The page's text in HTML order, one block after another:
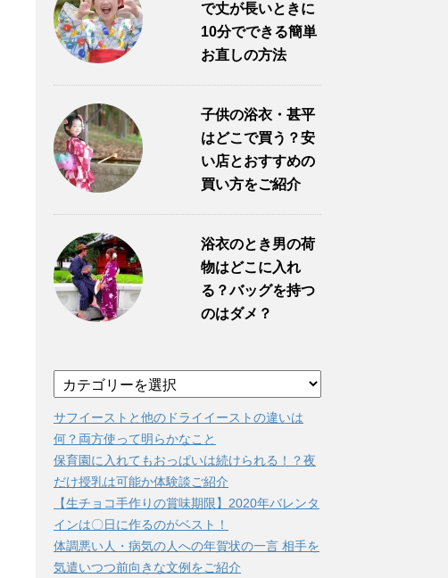
で丈が長いときに
10分でできる簡単
お直しの方法
子供の浴衣・甚平
はどこで買う？安
い店とおすすめの
買い方をご紹介
浴衣のとき男の荷
物はどこに入れ
る？バッグを持つ
のはダメ？
テ
ゴ
リ
ー
サフイーストと他のドライイーストの違いは
何？両方使って明らかなこと
保育園に入れてもおっぱいは続けられる！？夜
だけ授乳は可能か体験談ご紹介
【生チョコ手作りの賞味期限】2020年バレンタ
インは〇日に作るのがベスト！
体調悪い人・病気の人への年賀状の一言 相手を
気遣いつつ前向きな文例をご紹介